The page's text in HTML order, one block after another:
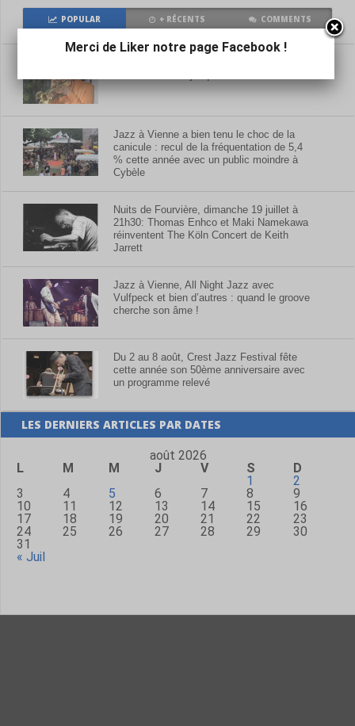
POPULAR + RÉCENTS COMMENTS
Jazz à Vienne a bien tenu le choc de la
canicule : recul de la fréquentation de 5,4
% cette année avec un public moindre à
Cybèle
Nuits de Fourvière, dimanche 19 juillet à
21h30: Thomas Enhco et Maki Namekawa
réinventent The Köln Concert de Keith
Jarrett
Jazz à Vienne, All Night Jazz avec
Vulfpeck et bien d’autres : quand le groove
cherche son âme !
Du 2 au 8 août, Crest Jazz Festival fête
cette année son 50ème anniversaire avec
un programme relevé
LES DERNIERS ARTICLES PAR DATES
août 2026
L
M M J V S
D
1
2
3
4 5 6 7 8
9
10
11 12 13 14 15
16
17
18 19 20 21 22
23
24
25 26 27 28 29
30
31
« Juil
Merci de Liker notre page Facebook !